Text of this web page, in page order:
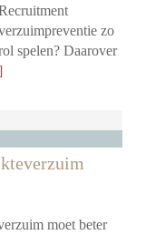
zo
spelen? Daarover
moet beter